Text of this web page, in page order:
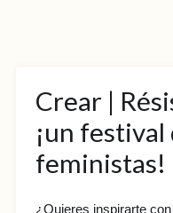
Crear |
¡un
feministas!
¿Quieres inspirarte